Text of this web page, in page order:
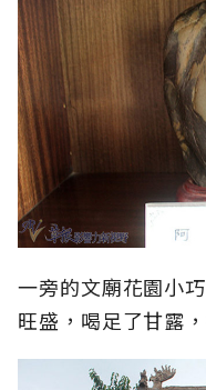
一旁的文廟花園小
旺盛，喝足了甘露